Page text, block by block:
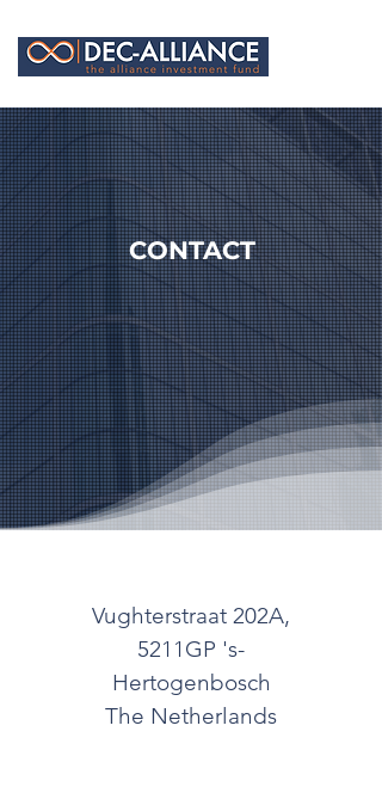
CONTACT
Vughterstraat 202A,
5211GP 's-
Hertogenbosch
The Netherlands